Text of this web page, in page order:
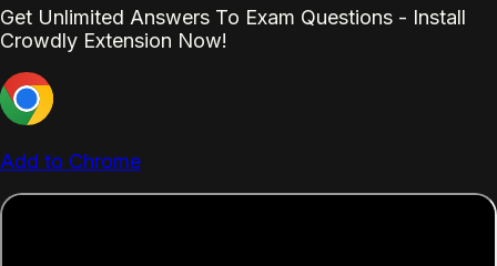
Get Unlimited Answers To Exam Questions - Install
Crowdly Extension Now!
Add to Chrome